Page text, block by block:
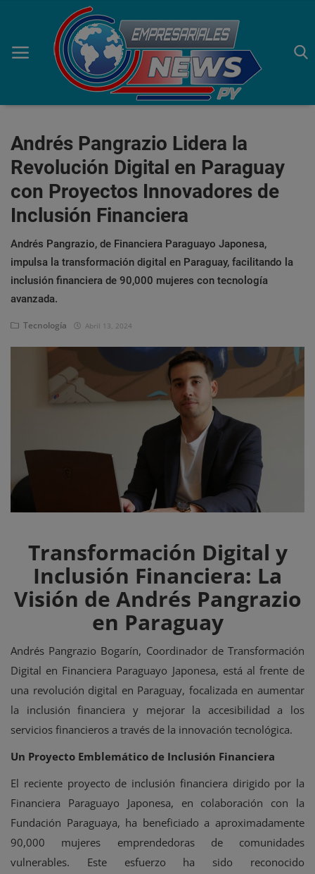
Inicio
Economía
Negocios
Marketing
Eventos
Andrés Pangrazio Lidera la
Revolución Digital en Paraguay
con Proyectos Innovadores de
Inclusión Financiera
Andrés Pangrazio, de Financiera Paraguayo Japonesa,
impulsa la transformación digital en Paraguay, facilitando la
inclusión financiera de 90,000 mujeres con tecnología
avanzada.
Tecnología Abril 13, 2024
Transformación Digital y
Inclusión Financiera: La
Visión de Andrés Pangrazio
en Paraguay
Andrés Pangrazio Bogarín, Coordinador de Transformación
Digital en Financiera Paraguayo Japonesa, está al frente de
una revolución digital en Paraguay, focalizada en aumentar
la inclusión financiera y mejorar la accesibilidad a los
servicios financieros a través de la innovación tecnológica.
Un Proyecto Emblemático de Inclusión Financiera
El reciente proyecto de inclusión financiera dirigido por la
Financiera Paraguayo Japonesa, en colaboración con la
Fundación Paraguaya, ha beneficiado a aproximadamente
90,000 mujeres emprendedoras de comunidades
vulnerables. Este esfuerzo ha sido reconocido